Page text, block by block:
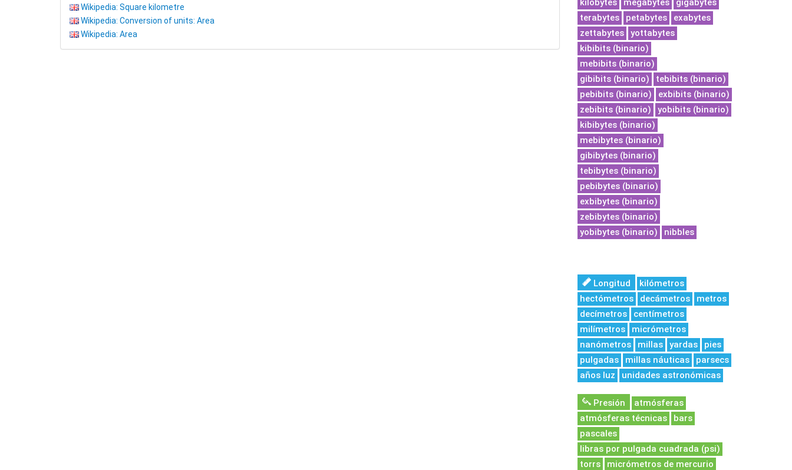
Wikipedia: Square kilometre
Wikipedia: Conversion of units: Area
Wikipedia: Area
kilobytes
megabytes
gigabytes
terabytes
petabytes
exabytes
zettabytes
yottabytes
kibibits (binario)
mebibits (binario)
gibibits (binario)
tebibits (binario)
pebibits (binario)
exbibits (binario)
zebibits (binario)
yobibits (binario)
kibibytes (binario)
mebibytes (binario)
gibibytes (binario)
tebibytes (binario)
pebibytes (binario)
exbibytes (binario)
zebibytes (binario)
yobibytes (binario)
nibbles
Longitud
kilómetros
hectómetros
decámetros
metros
decímetros
centímetros
milímetros
micrómetros
nanómetros
millas yardas
pies
pulgadas
millas náuticas
parsecs
años luz
unidades astronómicas
Presión
atmósferas
atmósferas técnicas
bars
pascales
libras por pulgada cuadrada (psi)
torrs
micrómetros de mercurio